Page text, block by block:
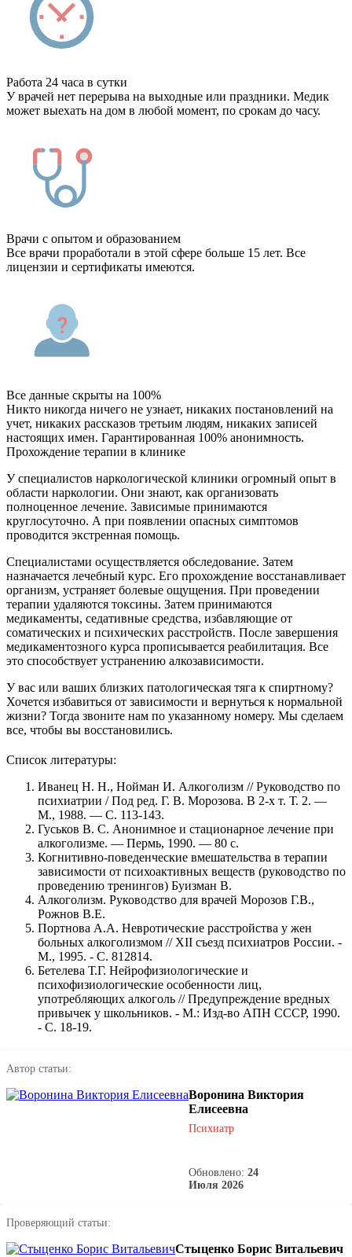
Работа 24 часа в сутки
У врачей нет перерыва на выходные или праздники. Медик
может выехать на дом в любой момент, по срокам до часу.
Врачи с опытом и образованием
Все врачи проработали в этой сфере больше 15 лет. Все
лицензии и сертификаты имеются.
Все данные скрыты на 100%
Никто никогда ничего не узнает, никаких постановлений на
учет, никаких рассказов третьим людям, никаких записей
настоящих имен. Гарантированная 100% анонимность.
Прохождение терапии в клинике
У специалистов наркологической клиники огромный опыт в
области наркологии. Они знают, как организовать
полноценное лечение. Зависимые принимаются
круглосуточно. А при появлении опасных симптомов
проводится экстренная помощь.
Специалистами осуществляется обследование. Затем
назначается лечебный курс. Его прохождение восстанавливает
организм, устраняет болевые ощущения. При проведении
терапии удаляются токсины. Затем принимаются
медикаменты, седативные средства, избавляющие от
соматических и психических расстройств. После завершения
медикаментозного курса прописывается реабилитация. Все
это способствует устранению алкозависимости.
У вас или ваших близких патологическая тяга к спиртному?
Хочется избавиться от зависимости и вернуться к нормальной
жизни? Тогда звоните нам по указанному номеру. Мы сделаем
все, чтобы вы восстановились.
Список литературы:
Иванец Н. Н., Нойман И. Алкоголизм // Руководство по
психиатрии / Под ред. Г. В. Морозова. В 2-х т. Т. 2. —
М., 1988. — С. 113-143.
Гуськов B. C. Анонимное и стационарное лечение при
алкоголизме. — Пермь, 1990. — 80 с.
Когнитивно-поведенческие вмешательства в терапии
зависимости от психоактивных веществ (руководство по
проведению тренингов) Буизман В.
Алкоголизм. Руководство для врачей Морозов Г.В.,
Рожнов В.Е.
Портнова А.А. Невротические расстройства у жен
больных алкоголизмом // XII съезд психиатров России. -
М., 1995. - С. 812814.
Бетелева Т.Г. Нейрофизиологические и
психофизиологические особенности лиц,
употребляющих алкоголь // Предупреждение вредных
привычек у школьников. - М.: Изд-во АПН СССР, 1990.
- С. 18-19.
Автор статьи:
Воронина Виктория
Елисеевна
Психиатр
Обновлено: 24
Июля 2026
Проверяющий статьи:
Стыценко Борис Витальевич